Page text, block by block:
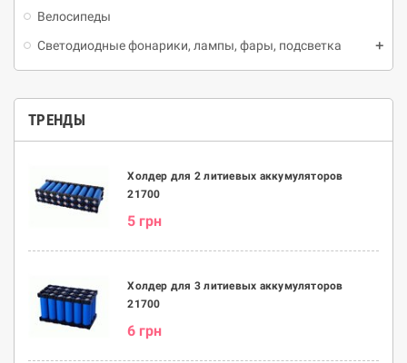
Велосипеды
Светодиодные фонарики, лампы, фары, подсветка
ТРЕНДЫ
Холдер для 2 литиевых аккумуляторов
21700
5 грн
Холдер для 3 литиевых аккумуляторов
21700
6 грн